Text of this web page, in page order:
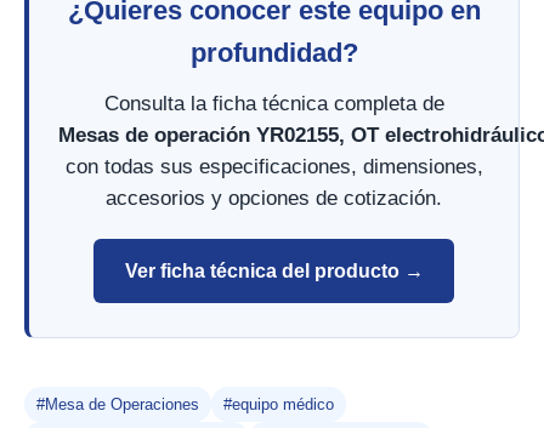
¿Quieres conocer este equipo en
profundidad?
Consulta la ficha técnica completa de
Mesas de operación YR02155, OT
con todas sus especificaciones, dimensiones,
accesorios y opciones de cotización.
Ver ficha técnica del producto →
#Mesa de Operaciones
#equipo médico